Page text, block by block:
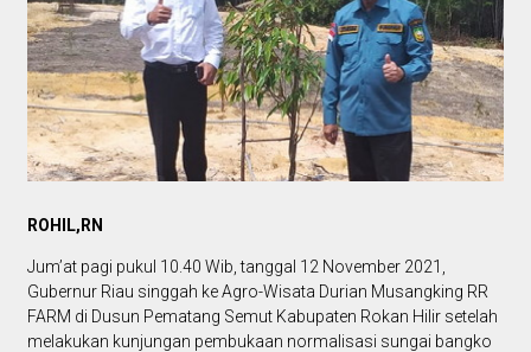
ROHIL,RN
Jum’at pagi pukul 10.40 Wib, tanggal 12 November 2021,
Gubernur Riau singgah ke Agro-Wisata Durian Musangking RR
FARM di Dusun Pematang Semut Kabupaten Rokan Hilir setelah
melakukan kunjungan pembukaan normalisasi sungai bangko